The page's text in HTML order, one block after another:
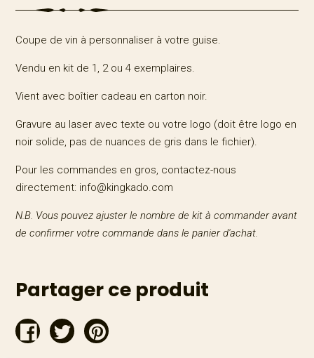
Coupe de vin à personnaliser à votre guise.
Vendu en kit de 1, 2 ou 4 exemplaires.
Vient avec boîtier cadeau en carton noir.
Gravure au laser avec texte ou votre logo (doit être logo en
noir solide, pas de nuances de gris dans le fichier).
Pour les commandes en gros, contactez-nous
directement: info@kingkado.com
N.B. Vous pouvez ajuster le nombre de kit à commander avant
de confirmer votre commande dans le panier d'achat.
Partager ce produit
Partager
sur
Tweeter
sur
Épingler
sur